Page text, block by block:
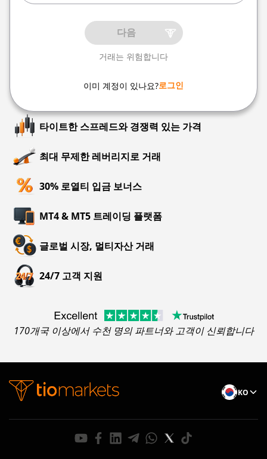
타이트한 스프레드와 경쟁력 있는 가격
최대 무제한 레버리지로 거래
30% 로열티 입금 보너스
MT4 & MT5 트레이딩 플랫폼
글로벌 시장, 멀티자산 거래
24/7 고객 지원
170개국 이상에서 수천 명의 파트너와 고객이 신뢰합니다
다음
거래는 위험합니다
이미 계정이 있나요?로그인
KO